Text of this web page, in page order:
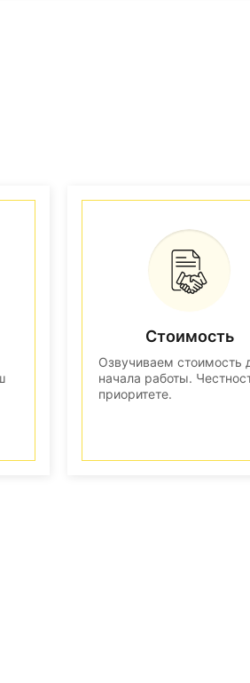
Стоимость
Озвучиваем стоимость
начала работы.
приоритете.